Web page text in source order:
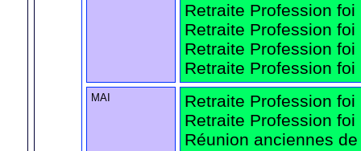
Retraite Profession
Retraite Profession
Retraite Profession foi
Retraite Profession
MAI
Retraite Profession foi
Retraite Profession
Réunion anciennes